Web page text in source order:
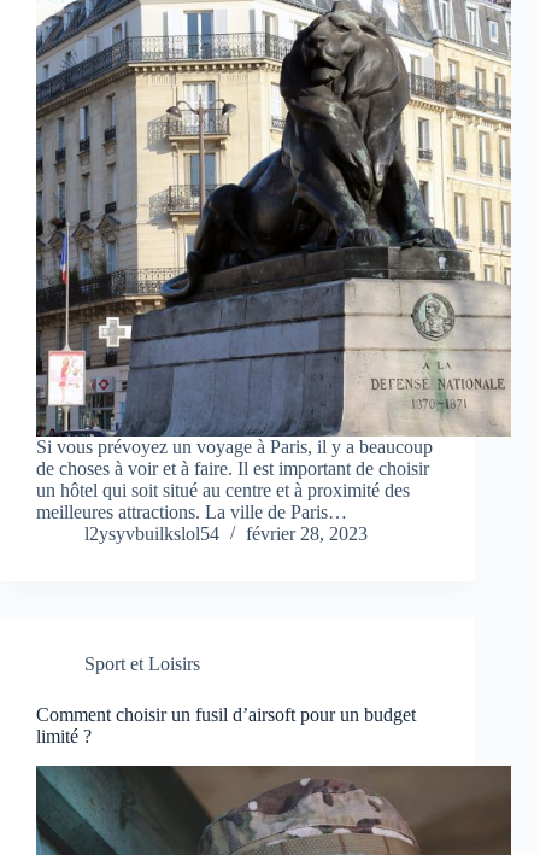
Si vous prévoyez un voyage à Paris, il y a beaucoup
de choses à voir et à faire. Il est important de choisir
un hôtel qui soit situé au centre et à proximité des
meilleures attractions. La ville de Paris…
l2ysyvbuilkslol54
février 28, 2023
Sport et Loisirs
Comment choisir un fusil d’airsoft pour un budget
limité ?